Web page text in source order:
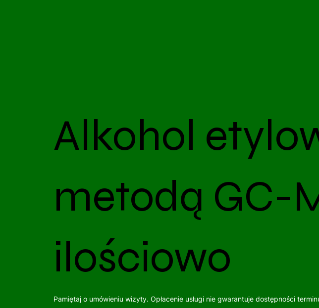
Alkohol
metodą GC-
ilościowo
Pamiętaj o umówieniu wizyty. Opłacenie usługi nie gwarantuje dostępności